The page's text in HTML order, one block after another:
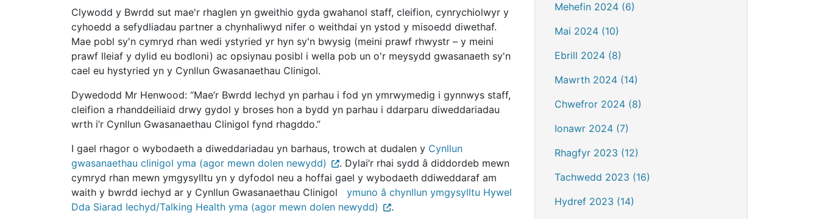
Clywodd y Bwrdd sut mae'r rhaglen yn gweithio gyda gwahanol staff, cleifion, cynrychiolwyr y
cyhoedd a sefydliadau partner a chynhaliwyd nifer o weithdai yn ystod y misoedd diwethaf.
Mae pobl sy'n cymryd rhan wedi ystyried yr hyn sy'n bwysig (meini prawf rhwystr – y meini
prawf lleiaf y dylid eu bodloni) ac opsiynau posibl i wella pob un o'r meysydd gwasanaeth sy'n
cael eu hystyried yn y Cynllun Gwasanaethau Clinigol.
Dywedodd Mr Henwood: “Mae’r Bwrdd Iechyd yn parhau i fod yn ymrwymedig i gynnwys staff,
cleifion a rhanddeiliaid drwy gydol y broses hon a bydd yn parhau i ddarparu diweddariadau
wrth i’r Cynllun Gwasanaethau Clinigol fynd rhagddo.”
I gael rhagor o wybodaeth a diweddariadau yn barhaus, trowch at dudalen y Cynllun
gwasanaethau clinigol yma (agor mewn dolen newydd)
. Dylai’r rhai sydd â diddordeb mewn
cymryd rhan mewn ymgysylltu yn y dyfodol neu a hoffai gael y wybodaeth ddiweddaraf am
waith y bwrdd iechyd ar y Cynllun Gwasanaethau Clinigol ymuno â chynllun ymgysylltu Hywel
Dda Siarad Iechyd/Talking Health yma (agor mewn dolen newydd)
.
Mehefin 2024 (6)
Mai 2024 (10)
Ebrill 2024 (8)
Mawrth 2024 (14)
Chwefror 2024 (8)
Ionawr 2024 (7)
Rhagfyr 2023 (12)
Tachwedd 2023 (16)
Hydref 2023 (14)